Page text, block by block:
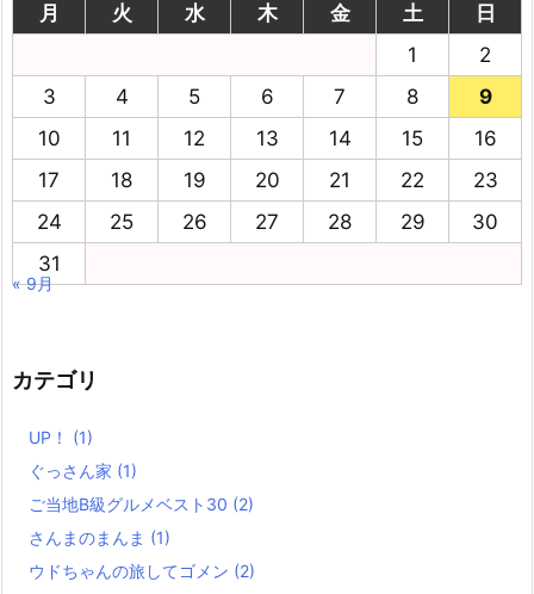
月
火 水 木 金 土
日
1
2
3
4 5 6 7 8
9
10
11 12 13 14 15
16
17
18 19 20 21 22
23
24
25 26 27 28 29
30
31
« 9月
カテゴリ
UP！ (1)
ぐっさん家 (1)
ご当地B級グルメベスト30 (2)
さんまのまんま (1)
ウドちゃんの旅してゴメン (2)